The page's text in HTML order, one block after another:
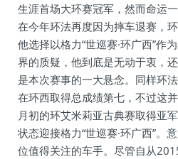
生涯首场大环赛冠军，然而命运
在今年环法再度因为摔车退赛，
他选择以格力“世巡赛·环广西”作
界的质疑，他到底是无动于衷，
是本次赛事的一大悬念。同样环
在环西取得总成绩第七，不过这
月初的环艾米莉亚古典赛取得亚
状态迎接格力“世巡赛·环广西”。
位值得关注的车手。尽管自从